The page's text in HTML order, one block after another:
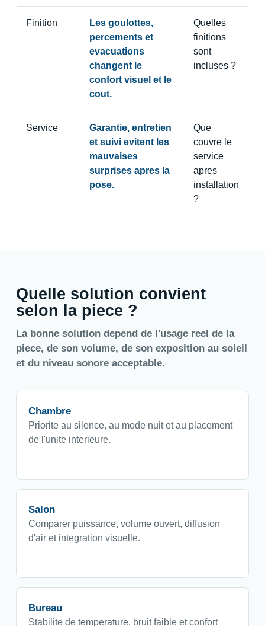
Finition
Les goulottes,
percements et
evacuations
changent le
confort visuel et le
cout.
Quelles
finitions
sont
incluses ?
Service
Garantie, entretien
et suivi evitent les
mauvaises
surprises apres la
pose.
Que
couvre le
service
apres
installation
?
Quelle solution convient
selon la piece ?
La bonne solution depend de l'usage reel de la
piece, de son volume, de son exposition au soleil
et du niveau sonore acceptable.
Chambre
Priorite au silence, au mode nuit et au placement
de l'unite interieure.
Salon
Comparer puissance, volume ouvert, diffusion
d'air et integration visuelle.
Bureau
Stabilite de temperature, bruit faible et confort